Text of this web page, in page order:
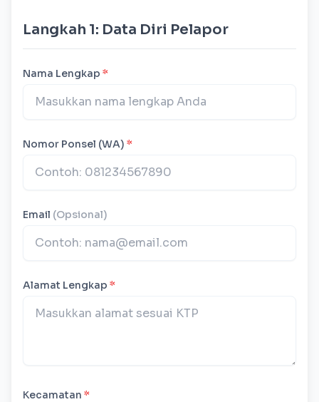
Langkah 1: Data Diri Pelapor
Nama Lengkap *
Nomor Ponsel (WA) *
Email (Opsional)
Alamat Lengkap *
Kecamatan *